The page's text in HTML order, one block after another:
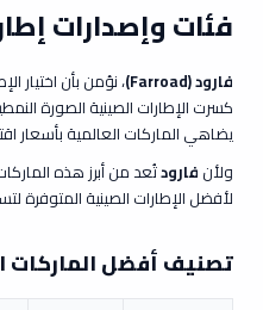
فئات وإصدارات
فارود (Farroad)
، نؤمن بأن اختيار
كسرت الإطارات الصينية الصورة
يضاهي الماركات العالمية بأسعار
ولأن فارودتُعد من أبرز هذه
لأفضل الإطارات الصينية المتوفرة
تصنيف أفضل الماركات